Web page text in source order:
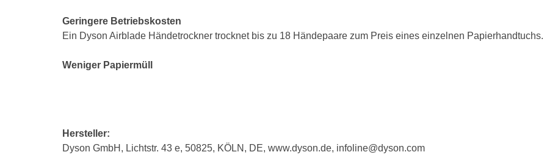
Geringere Betriebskosten
Ein Dyson Airblade Händetrockner trocknet bis zu 18 Händepaare zum Preis eines einzelnen Papierhandtuchs.
Weniger Papiermüll
Hersteller:
Dyson GmbH, Lichtstr. 43 e, 50825, KÖLN, DE, www.dyson.de, infoline@dyson.com